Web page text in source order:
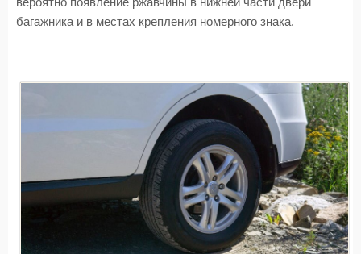
вероятно появление ржавчины в нижней части двери
багажника и в местах крепления номерного знака.